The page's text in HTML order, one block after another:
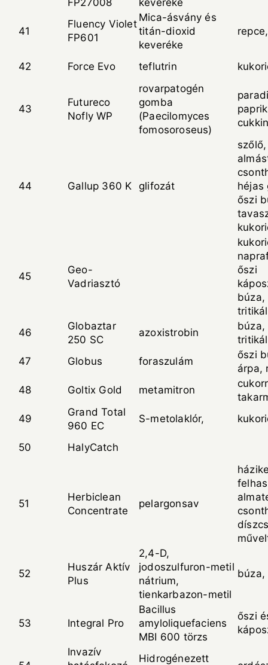
FP27008
keveréke
41
Fluency Violet
FP601
Mica-ásvány és
titán-dioxid
keveréke
42 Force Evo teflutrin
43
Futureco
Nofly WP
rovarpatogén
gomba
(Paecilomyces
fomosoroseus)
44 Gallup 360 K glifozát
szőlő,
héjas
őszi
45
Geo-
Vadriasztó
őszi
búza,
46
Globaztar
250 SC
azoxistrobin
búza,
47
Globus foraszulám
őszi
árpa,
48
Goltix Gold metamitron
49
Grand Total
960 EC
S-metolaklór,
50 HalyCatch
51
Herbiclean
Concentrate
pelargonsav
52
Huszár Aktív
Plus
2,4-D,
jodoszulfuron-metil
nátrium,
tienkarbazon-metil
búza,
53 Integral Pro
Bacillus
amyloliquefaciens
MBI 600 törzs
őszi
Invazív
Hidrogénezett